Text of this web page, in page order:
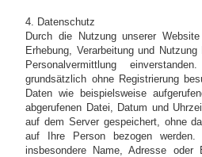
4. Datenschutz
Durch die Nutzung unserer
Erhebung, Verarbeitung und
Personalvermittlung
grundsätzlich ohne Registrierung
Daten wie beispielsweise
abgerufenen Datei, Datum und
auf dem Server gespeichert, ohne
auf Ihre Person bezogen werden.
insbesondere Name, Adresse oder